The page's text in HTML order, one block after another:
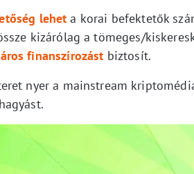
lehet a korai befektetők
kizárólag a tömeges/
finanszírozást biztosít.
nyer a mainstream